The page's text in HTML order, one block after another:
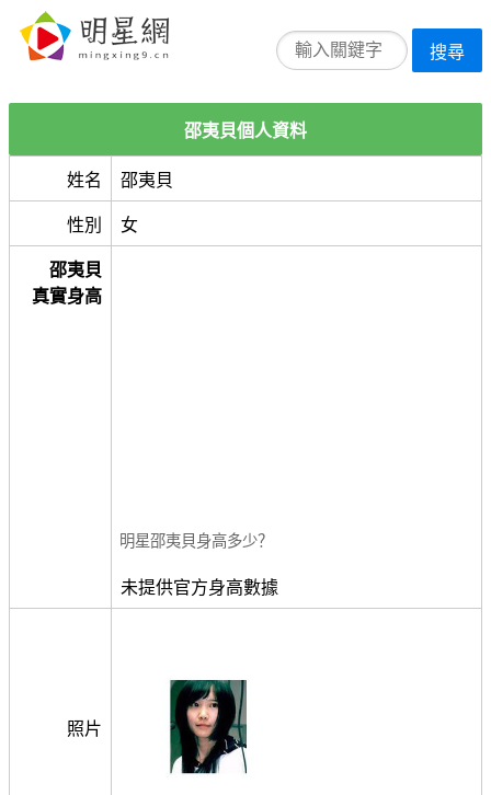
搜尋
邵夷貝個人資料
姓名 邵夷貝
性別 女
邵夷貝
真實身高
明星邵夷貝身高多少？
未提供官方身高數據
照片